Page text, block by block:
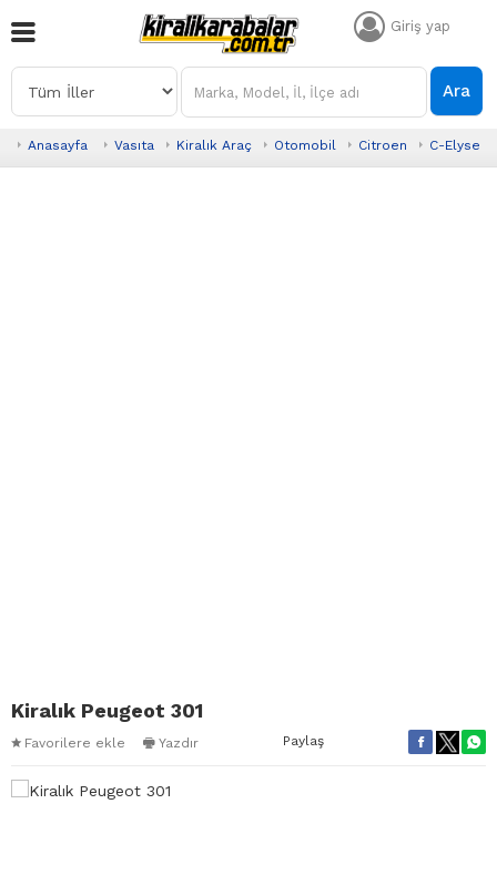
Giriş yap
Ara
Anasayfa Vasıta Kiralık Araç Otomobil Citroen C-Elysee
Kiralık Peugeot 301
Favorilere ekle Yazdır Paylaş